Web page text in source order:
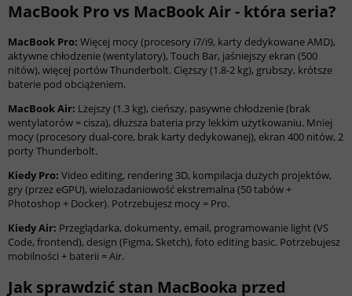
MacBook Pro vs MacBook Air - która seria?
MacBook Pro: Więcej mocy (procesory i7/i9, karty dedykowane AMD),
aktywne chłodzenie (wentylatory), Touch Bar, jaśniejszy ekran (500
nitów), więcej portów Thunderbolt. Cięższy (1.8-2 kg), grubszy, krótsze
baterie pod obciążeniem.
MacBook Air: Lżejszy (1.3 kg), cieńszy, pasywne chłodzenie (brak
wentylatorów = cisza), dłuższa bateria przy lekkim użytkowaniu. Mniej
mocy (procesory dual-core, brak karty dedykowanej), ekran 400 nitów, 2
porty Thunderbolt.
Kiedy Pro: Video editing, rendering 3D, kompilacja dużych projektów,
gry (przez eGPU), wielozadaniowość ekstremalna (50 tabów +
Photoshop + Docker). Potrzebujesz mocy = Pro.
Kiedy Air: Przeglądarka, dokumenty, email, programowanie light (VS
Code, frontend), design (Figma, Sketch), foto editing basic. Potrzebujesz
mobilności + baterii = Air.
Jak sprawdzić stan MacBooka przed